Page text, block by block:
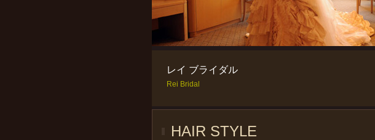
レイ ブライダル
Rei Bridal
HAIR STYLE